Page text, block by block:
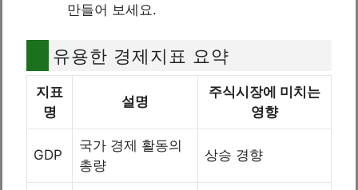
만들어 보세요.
유용한 경제지표 요약
지표
명
설명
주식시장에 미치는
영향
GDP
국가 경제 활동의
총량
상승 경향